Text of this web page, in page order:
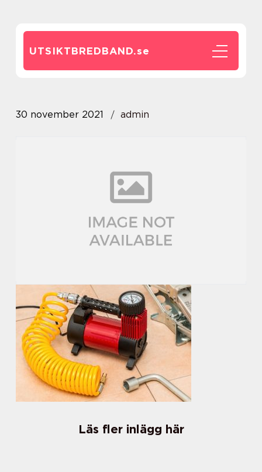
UTSIKTBREDBAND.se
30 november 2021 admin
Läs fler inlägg här